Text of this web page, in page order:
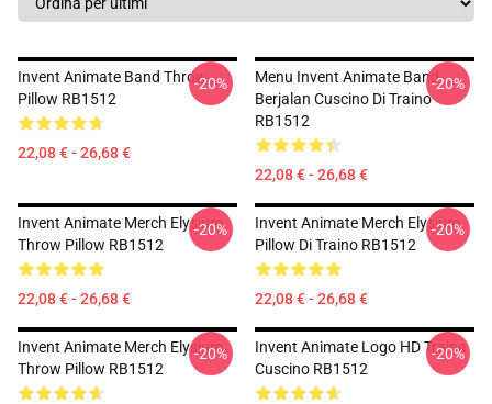
Invent Animate Band Throw
Pillow RB1512
22,08 € - 26,68 €
-20%
Menu Invent Animate Band
Berjalan Cuscino Di Traino
RB1512
22,08 € - 26,68 €
-20%
Invent Animate Merch Elysium
Throw Pillow RB1512
22,08 € - 26,68 €
-20%
Invent Animate Merch Elysium
Pillow Di Traino RB1512
22,08 € - 26,68 €
-20%
Invent Animate Merch Elysium
Throw Pillow RB1512
-20%
Invent Animate Logo HD Traina
Cuscino RB1512
-20%